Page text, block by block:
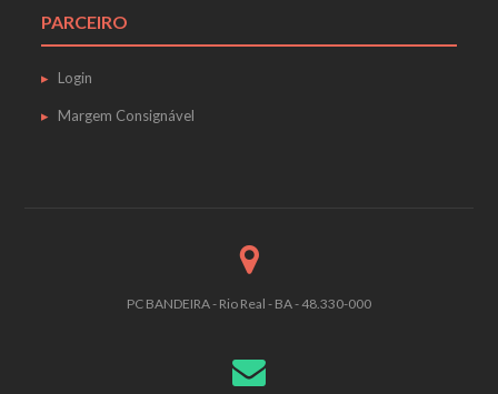
PARCEIRO
Login
Margem Consignável
PC BANDEIRA - Rio Real - BA - 48.330-000